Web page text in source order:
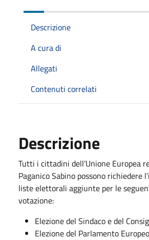
Descrizione
A cura di
Allegati
Contenuti correlati
Descrizione
Tutti i cittadini dell’Unione Europea
Paganico Sabino possono richiedere
liste elettorali aggiunte per le
votazione:
Elezione del Sindaco e del
Elezione del Parlamento